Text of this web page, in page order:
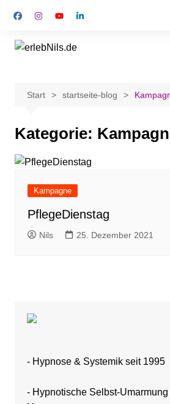
Start startseite-blog
Kategorie:
Kampagne
PflegeDienstag
Nils 25. Dezember 2021
- Hypnose & Systemikseit 1995
- Hypnotische Selbst-